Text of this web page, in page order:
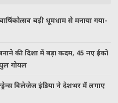
बड़ी धूमधाम से मनाया गया-
की दिशा में बड़ा कदम, 45 नए ईको
गोयल
विलेजेज इंडिया ने देशभर में लगाए